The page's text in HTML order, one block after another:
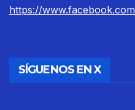
https://
SÍGUENOS EN X